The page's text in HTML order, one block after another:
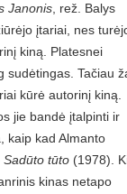
Janonis , rež. Balys
įtariai, nes
kiną. Platesnei
sudėtingas. Tačiau
kūrė autorinį kiną.
jie bandė įtalpinti ir
kaip kad Almanto
Sadūto tūto (1978).
kinas netapo